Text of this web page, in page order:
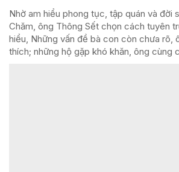
Nhờ am hiểu phong tục, tập quán và đời
Chăm, ông Thông Sết chọn cách tuyên
hiểu, Những vấn đề bà con còn chưa rõ,
thích; những hộ gặp khó khăn, ông cùng